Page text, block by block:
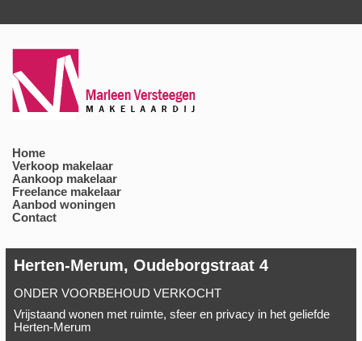
Home
Verkoop makelaar
Aankoop makelaar
Freelance makelaar
Aanbod woningen
Contact
Herten-Merum, Oudeborgstraat 4
ONDER VOORBEHOUD VERKOCHT
Vrijstaand wonen met ruimte, sfeer en privacy in het geliefde
Herten-Merum